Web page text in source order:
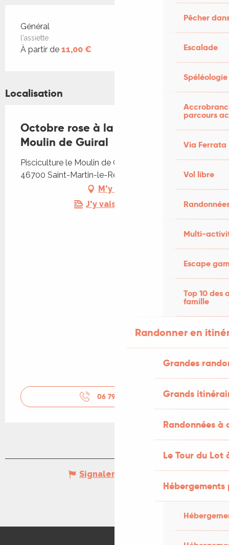
Pêcher
Escalade
Spéléologie
parcours
Via Ferrata
Vol libre
Multi-
Escape
Top 10 des
famille
Randonner en
Grandes
Grands
Randonnées
Le Tour du Lot
Tarifs 2026
Général
l'assiette
À partir de 11,00 €
Localisation
Octobre rose à la pisciculture le
Moulin de Guiral
Pisciculture le Moulin de Guiral, Moulin de Guiral,
46700 Saint-Martin-le-Redon
M'y rendre
J'y vais en train !
06 79 84 89
Signaler une erreur